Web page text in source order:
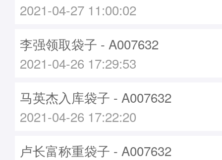
2021-04-27 11:00:02
李强领取袋子 - A007632
2021-04-26 17:29:53
马英杰入库袋子 - A007632
2021-04-26 17:22:20
卢长富称重袋子 - A007632